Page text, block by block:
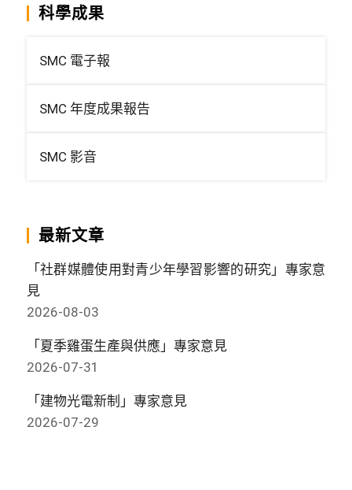
科學成果
SMC 電子報
SMC 年度成果報告
SMC 影音
最新文章
「社群媒體使用對青少年學習影響的研究」專家意
見
2026-08-03
「夏季雞蛋生產與供應」專家意見
2026-07-31
「建物光電新制」專家意見
2026-07-29